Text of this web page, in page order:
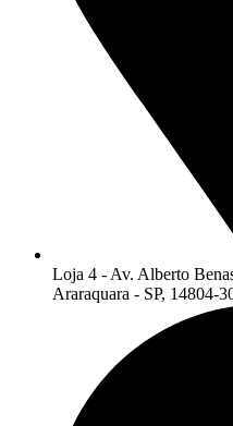
Loja 4 - Av. Alberto
Araraquara - SP, 14804-